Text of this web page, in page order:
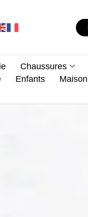
Chaussures
Enfants Maison